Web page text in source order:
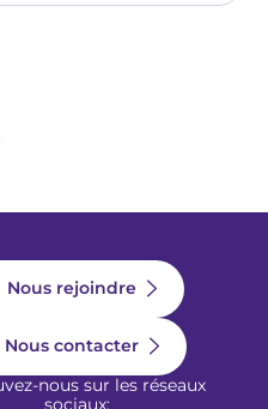
Nous rejoindre
Nous contacter
nous sur les réseaux
sociaux: